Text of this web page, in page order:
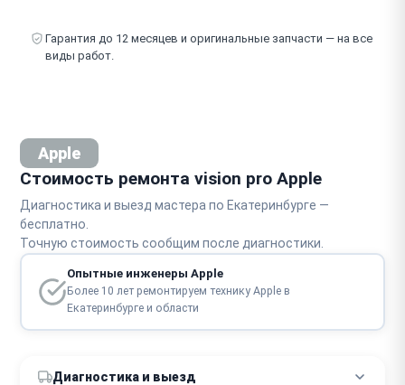
Гарантия до 12 месяцев и оригинальные запчасти — на все
виды работ.
Apple
Стоимость ремонта vision pro Apple
Диагностика и выезд мастера по Екатеринбурге —
бесплатно.
Точную стоимость сообщим после диагностики.
Опытные инженеры Apple
Более 10 лет ремонтируем технику Apple в
Екатеринбурге и области
Диагностика и выезд